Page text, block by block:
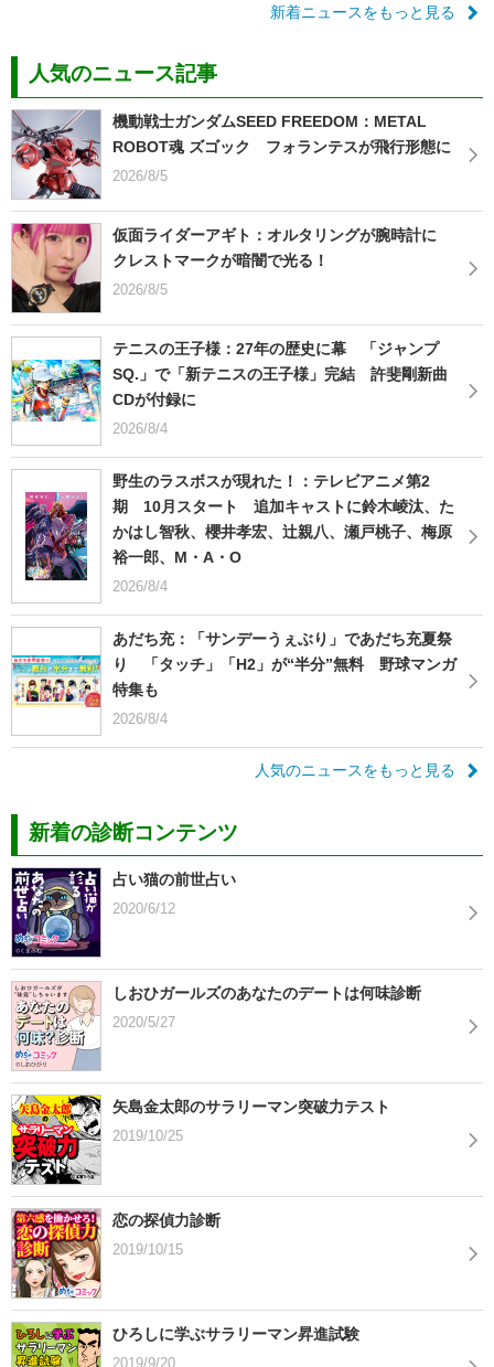
新着ニュースをもっと見る
人気のニュース記事
機動戦士ガンダムSEED FREEDOM：METAL
ROBOT魂 ズゴック フォランテスが飛行形態に
2026/8/5
仮面ライダーアギト：オルタリングが腕時計に
クレストマークが暗闇で光る！
2026/8/5
テニスの王子様：27年の歴史に幕 「ジャンプ
SQ.」で「新テニスの王子様」完結 許斐剛新曲
CDが付録に
2026/8/4
野生のラスボスが現れた！：テレビアニメ第2
期 10月スタート 追加キャストに鈴木崚汰、た
かはし智秋、櫻井孝宏、辻親八、瀬戸桃子、梅原
裕一郎、M・A・O
2026/8/4
あだち充：「サンデーうぇぶり」であだち充夏祭
り 「タッチ」「H2」が“半分”無料 野球マンガ
特集も
2026/8/4
人気のニュースをもっと見る
新着の診断コンテンツ
占い猫の前世占い
2020/6/12
しおひガールズのあなたのデートは何味診断
2020/5/27
矢島金太郎のサラリーマン突破力テスト
2019/10/25
恋の探偵力診断
2019/10/15
ひろしに学ぶサラリーマン昇進試験
2019/9/20